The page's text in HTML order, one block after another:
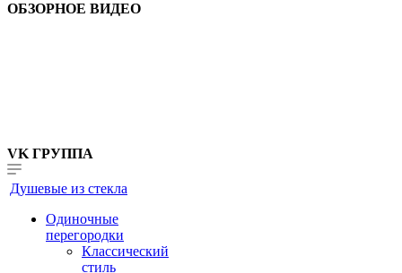
ОБЗОРНОЕ ВИДЕО
VK ГРУППА
Душевые из стекла
Одиночные
перегородки
Классический
стиль